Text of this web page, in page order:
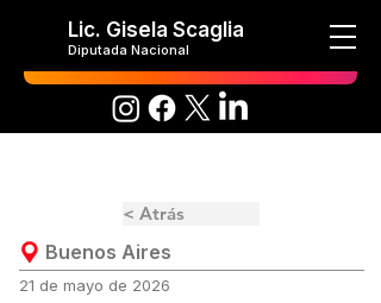
Lic. Gisela Scaglia
Diputada Nacional
< Atrás
Buenos Aires
21 de mayo de 2026